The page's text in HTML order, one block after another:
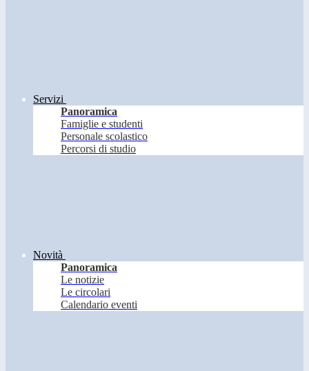
Servizi
Panoramica
Famiglie e studenti
Personale scolastico
Percorsi di studio
Novità
Panoramica
Le notizie
Le circolari
Calendario eventi